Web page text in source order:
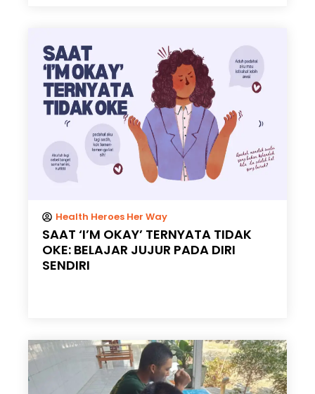
Health Heroes Her Way
SAAT ‘I’M OKAY’ TERNYATA TIDAK
OKE: BELAJAR JUJUR PADA DIRI
SENDIRI